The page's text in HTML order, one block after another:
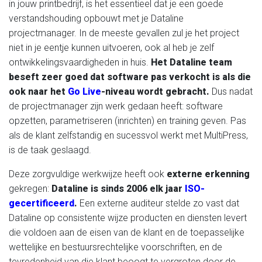
in jouw printbedrijf, is het essentieel dat je een goede
verstandshouding opbouwt met je Dataline
projectmanager. In de meeste gevallen zul je het project
niet in je eentje kunnen uitvoeren, ook al heb je zelf
ontwikkelingsvaardigheden in huis. Het Dataline team
beseft zeer goed dat software pas verkocht is als die
ook naar het Go Live-niveau wordt gebracht. Dus nadat
de projectmanager zijn werk gedaan heeft: software
opzetten, parametriseren (inrichten) en training geven. Pas
als de klant zelfstandig en sucessvol werkt met MultiPress,
is de taak geslaagd.
Deze zorgvuldige werkwijze heeft ook externe erkenning
gekregen: Dataline is sinds 2006 elk jaar ISO-
gecertificeerd. Een externe auditeur stelde zo vast dat
Dataline op consistente wijze producten en diensten levert
die voldoen aan de eisen van de klant en de toepasselijke
wettelijke en bestuursrechtelijke voorschriften, en de